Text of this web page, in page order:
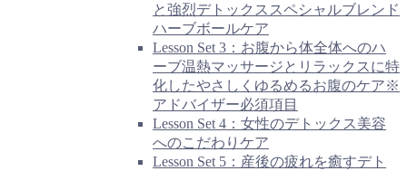
と強烈デトックススペシャルブレンド
ハーブボールケア
Lesson Set 3：お腹から体全体へのハ
ーブ温熱マッサージとリラックスに特
化したやさしくゆるめるお腹のケア※
アドバイザー必須項目
Lesson Set 4：女性のデトックス美容
へのこだわりケア
Lesson Set 5：産後の疲れを癒すデト